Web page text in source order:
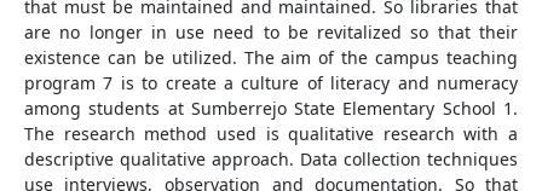
that must be maintained and maintained. So libraries that
are no longer in use need to be revitalized so that their
existence can be utilized. The aim of the campus teaching
program 7 is to create a culture of literacy and numeracy
among students at Sumberrejo State Elementary School 1.
The research method used is qualitative research with a
descriptive qualitative approach. Data collection techniques
use interviews, observation and documentation. So that